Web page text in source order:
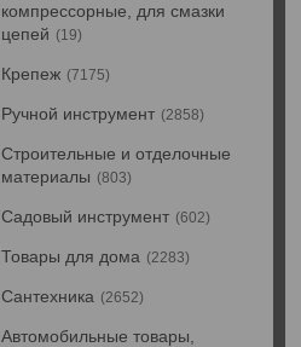
компрессорные, для смазки
цепей
19
Крепеж 7175
Ручной инструмент 2858
Строительные и отделочные
материалы
803
Садовый инструмент 602
Товары для дома 2283
Сантехника 2652
Автомобильные товары,